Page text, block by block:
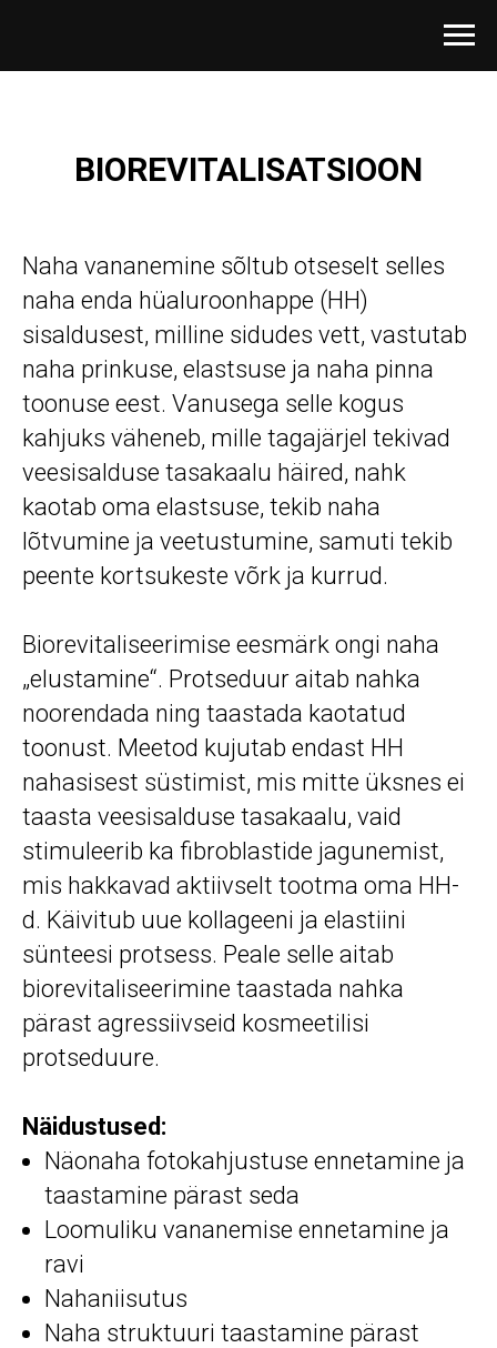
BIOREVITALISATSIOON
Naha vananemine sõltub otseselt selles
naha enda hüaluroonhappe (HH)
sisaldusest, milline sidudes vett, vastutab
naha prinkuse, elastsuse ja naha pinna
toonuse eest. Vanusega selle kogus
kahjuks väheneb, mille tagajärjel tekivad
veesisalduse tasakaalu häired, nahk
kaotab oma elastsuse, tekib naha
lõtvumine ja veetustumine, samuti tekib
peente kortsukeste võrk ja kurrud.
Biorevitaliseerimise eesmärk ongi naha
„elustamine“. Protseduur aitab nahka
noorendada ning taastada kaotatud
toonust. Meetod kujutab endast HH
nahasisest süstimist, mis mitte üksnes ei
taasta veesisalduse tasakaalu, vaid
stimuleerib ka fibroblastide jagunemist,
mis hakkavad aktiivselt tootma oma HH-
d. Käivitub uue kollageeni ja elastiini
sünteesi protsess. Peale selle aitab
biorevitaliseerimine taastada nahka
pärast agressiivseid kosmeetilisi
protseduure.
Näidustused:
Näonaha fotokahjustuse ennetamine ja
taastamine pärast seda
Loomuliku vananemise ennetamine ja
ravi
Nahaniisutus
Naha struktuuri taastamine pärast